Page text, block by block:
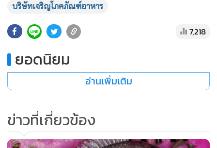
หุ้น
อินโดจีน
• กองทุนรวม
•
Celeb Online
• Factcheck
Gotomanager
บริษัทเจริญโภคภัณฑ์อาหาร
7,218
ยอดนิยม
อ่านเพิ่มเติม
ข่าวที่เกี่ยวข้อง